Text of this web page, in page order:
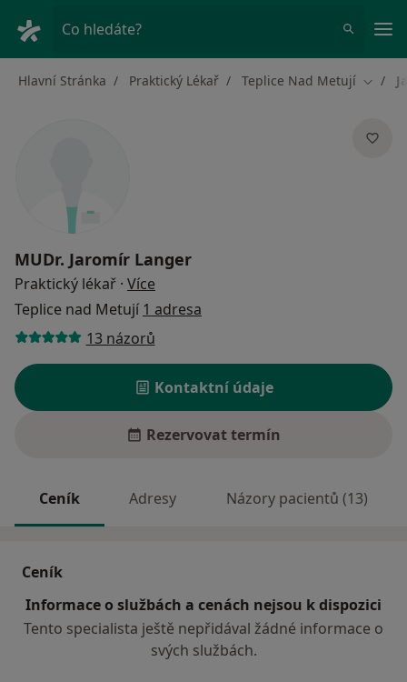
Co hledáte?
Hlavní Stránka Praktický Lékař Teplice Nad Metují
MUDr. Jaromír Langer
Praktický lékař · Více
Teplice nad Metují 1 adresa
13 názorů
Kontaktní údaje
Rezervovat termín
Ceník Adresy Názory pacientů (13)
Ceník
Informace o službách a cenách nejsou k dispozici
Tento specialista ještě nepřidával žádné informace o
svých službách.